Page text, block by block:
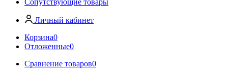
Сопутствующие товары
Личный кабинет
Корзина0
Отложенные0
Сравнение товаров0